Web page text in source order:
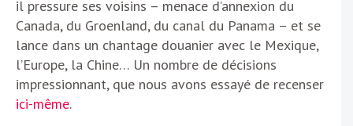
il pressure ses voisins – menace d’annexion du
Canada, du Groenland, du canal du Panama – et se
lance dans un chantage douanier avec le Mexique,
l’Europe, la Chine… Un nombre de décisions
impressionnant, que nous avons essayé de recenser
ici-même.